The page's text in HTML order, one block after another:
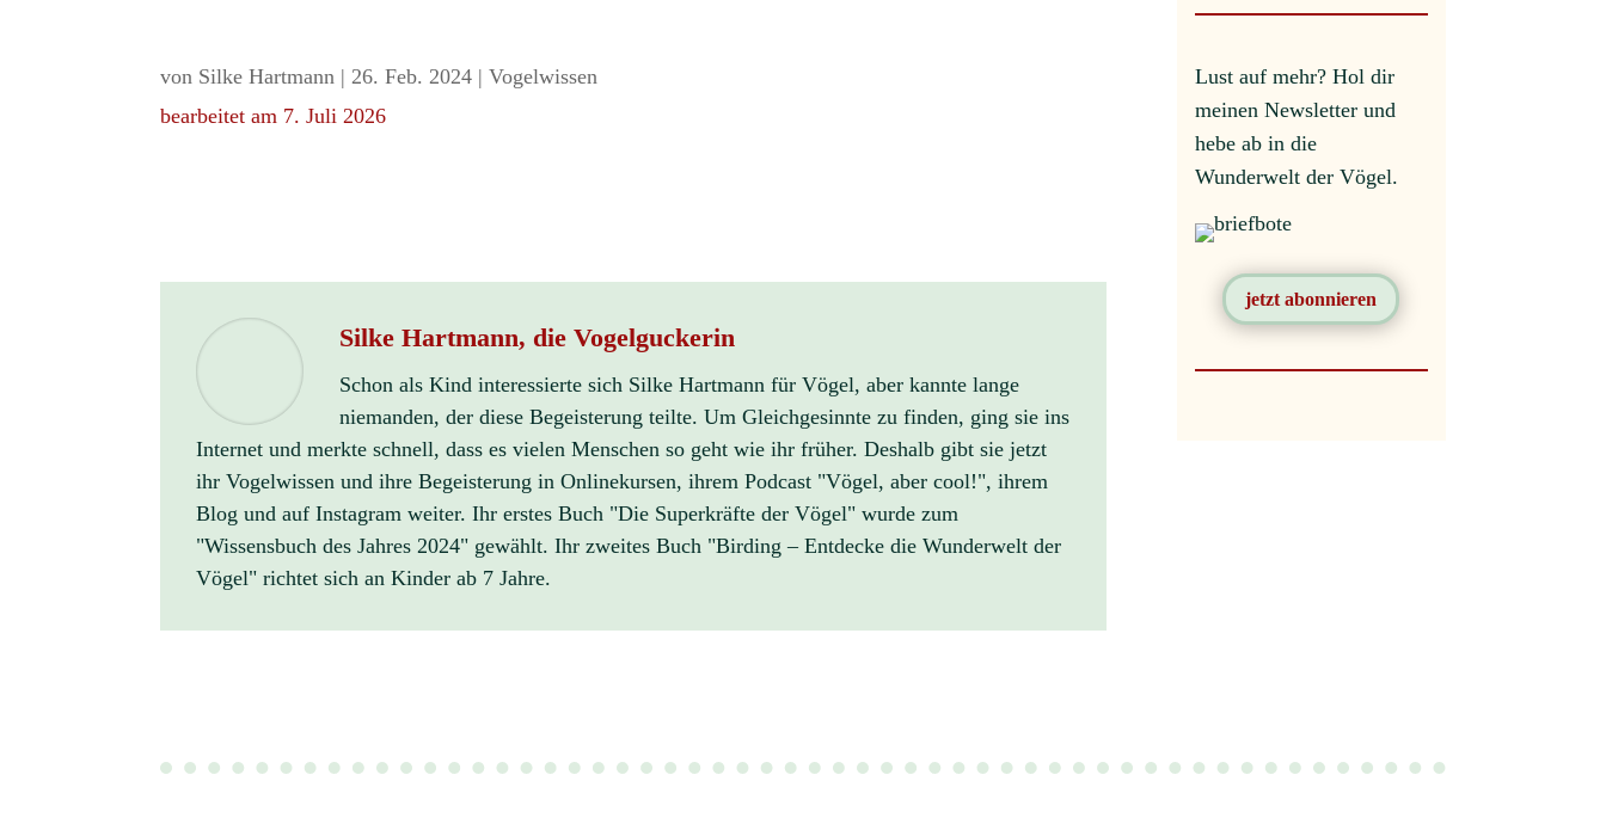
von Silke Hartmann |26. Feb. 2024 |Vogelwissen
bearbeitet am 7. Juli 2026
Silke Hartmann, die Vogelguckerin
Schon als Kind interessierte sich Silke Hartmann für Vögel, aber kannte lange
niemanden, der diese Begeisterung teilte. Um Gleichgesinnte zu finden, ging sie ins
Internet und merkte schnell, dass es vielen Menschen so geht wie ihr früher. Deshalb gibt sie jetzt
ihr Vogelwissen und ihre Begeisterung in Onlinekursen, ihrem Podcast "Vögel, aber cool!", ihrem
Blog und auf Instagram weiter. Ihr erstes Buch "Die Superkräfte der Vögel" wurde zum
"Wissensbuch des Jahres 2024" gewählt. Ihr zweites Buch "Birding – Entdecke die Wunderwelt der
Vögel" richtet sich an Kinder ab 7 Jahre.
Lust auf mehr?Hol dir
meinen Newsletter und
hebe ab in die
Wunderwelt der Vögel.
jetzt abonnieren